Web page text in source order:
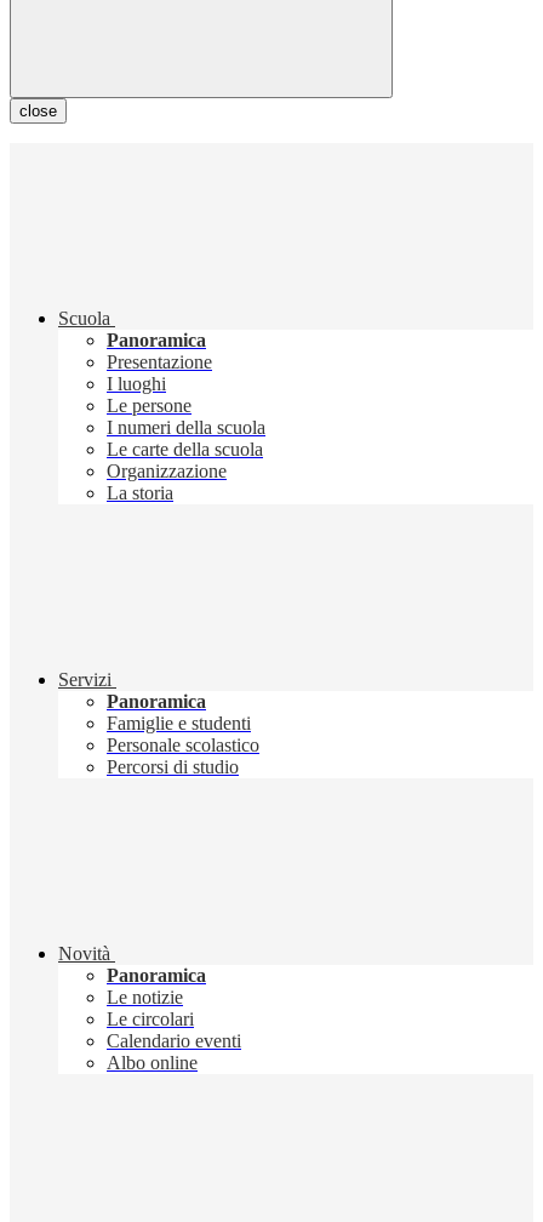
close
Scuola
Panoramica
Presentazione
I luoghi
Le persone
I numeri della scuola
Le carte della scuola
Organizzazione
La storia
Servizi
Panoramica
Famiglie e studenti
Personale scolastico
Percorsi di studio
Novità
Panoramica
Le notizie
Le circolari
Calendario eventi
Albo online